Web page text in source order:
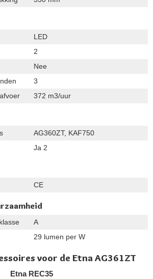
LED
2
Nee
3
372 m3/uur
AG360ZT, KAF750
Ja 2
CE
A
29 lumen per W
voor de Etna AG361ZT
Etna REC35